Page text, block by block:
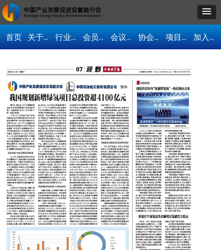
首页 关于我们 行业资讯 会员单位 会议活动 协会动态 项目合作 加入协会